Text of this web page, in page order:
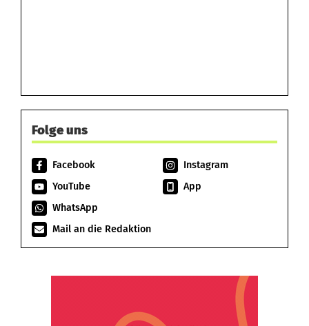
Folge uns
Facebook
Instagram
YouTube
App
WhatsApp
Mail an die Redaktion